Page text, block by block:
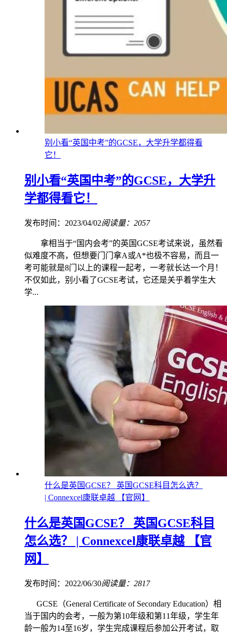
别小看“英国中考”的GCSE，大学升学都得看
它！
别小看“英国中考”的GCSE，大学升
学都得看它！
发布时间：2023/04/02阅读量：2057
拿相当于“国内会考”的英国GCSE考试来说，虽然看
似难度不高，但想要门门拿A或A*也极不容易，而且一
考可能就是8门以上的课程一起考，一考就长达一个月！
不仅如此，别小看了GCSE考试，它还是关乎着学生大
学...
什么是英国GCSE？ 英国GCSE科目怎么选？
| Connexcel康联卓越 【官网】
什么是英国GCSE？ 英国GCSE科目
怎么选？ | Connexcel康联卓越 【官
网】
发布时间：2022/06/30阅读量：2817
GCSE（General Certificate of Secondary Education）相
当于国内的会考，一般为第10年级和第11年级，学生年
龄一般为14至16岁，学生完成课程后参加公开考试，取